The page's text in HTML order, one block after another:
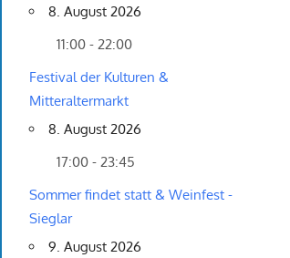
8. August 2026
11:00 - 22:00
Festival der Kulturen &
Mitteraltermarkt
8. August 2026
17:00 - 23:45
Sommer findet statt & Weinfest -
Sieglar
9. August 2026